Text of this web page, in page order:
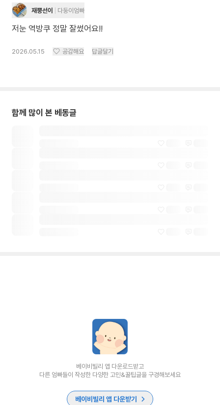
재뿡선이 다둥이엄빠
저눈 역방쿠 정말 잘썼어요!!
2026.05.15 공감해요 답글달기
함께 많이 본 베동글
베이비빌리 앱 다운로드받고
다른 엄빠들이 작성한 다양한 고민&꿀팁글을 구경해보세요
베이비빌리 앱 다운받기